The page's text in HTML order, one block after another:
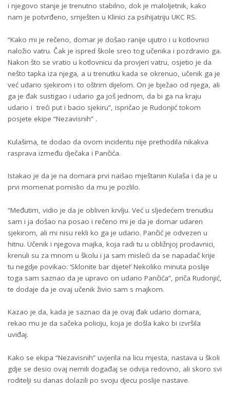
i njegovo stanje je trenutno stabilno, dok je maloljetnik, kako
nam je potvrđeno, smješten u Klinici za psihijatriju UKC RS.
“Kako mi je rečeno, domar je došao ranije ujutro i u kotlovnici
naložio vatru. Čak je ispred škole sreo tog učenika i pozdravio ga.
Nakon što se vratio u kotlovnicu da provjeri vatru, osjetio je da
nešto tapka iza njega, a u trenutku kada se okrenuo, učenik ga je
već udario sjekirom i to oštrim dijelom. On je bježao od njega, ali
ga je đak sustigao i udario ga još jednom, da bi ga na kraju
udario i treći put i bacio sjekiru”, ispričao je Rudonjić tokom
posjete ekipe “Nezavisnih” .
Kulašima, te dodao da ovom incidentu nije prethodila nikakva
rasprava između dječaka i Pančića.
Istakao je da je na domara prvi naišao mještanin Kulaša i da je u
prvi momenat pomislio da mu je pozlilo.
“Međutim, vidio je da je obliven krvlju. Već u sljedećem trenutku
sam i ja došao na posao i rečeno mi je da je domar udaren
sjekirom, ali mi nisu rekli ko ga je udario. Pančić je odvezen u
hitnu. Učenik i njegova majka, koja radi tu u obližnjoj prodavnici,
krenuli su za mnom u školu i ja sam misleći da se napadač krije
tu negdje povikao: ‘Sklonite bar dijete!’ Nekoliko minuta poslije
toga sam saznao da je upravo on udario Pančića”, priča Rudonjić,
te dodaje da je ovaj učenik živio sam s majkom.
Kazao je da, kada je saznao da je ovaj đak udario domara,
rekao mu je da sačeka policiju, koja je došla kako bi izvršila
uviđaj.
Kako se ekipa “Nezavisnih” uvjerila na licu mjesta, nastava u školi
gdje se desio ovaj nemili događaj se odvija redovno, ali skoro svi
roditelji su danas dolazili po svoju djecu poslije nastave.